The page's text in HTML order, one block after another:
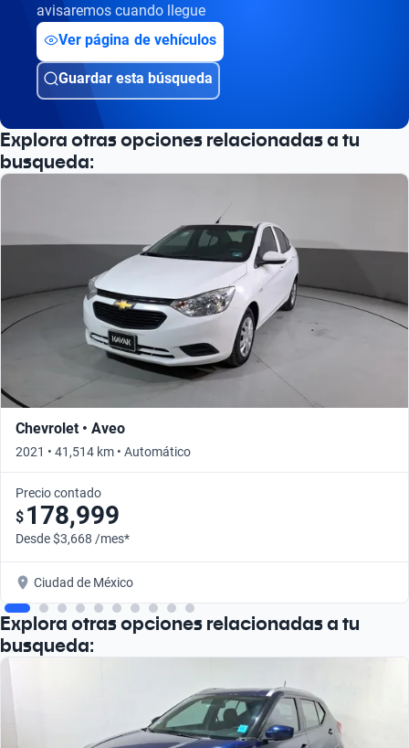
avisaremos cuando llegue
Ver página de vehículos
Guardar esta búsqueda
Explora otras opciones relacionadas a tu
busqueda:
Chevrolet • Aveo
2021 • 41,514 km • Automático
Precio contado
$ 178,999
Desde $3,668 /mes*
Ciudad de México
Explora otras opciones relacionadas a tu
busqueda: